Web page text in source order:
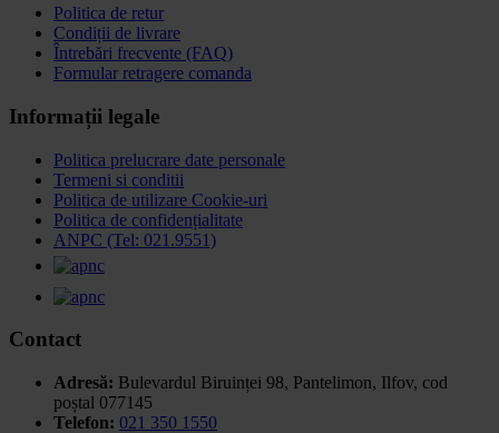
Politica de retur
Condiții de livrare
Întrebări frecvente (FAQ)
Formular retragere comanda
Informații legale
Politica prelucrare date personale
Termeni si conditii
Politica de utilizare Cookie-uri
Politica de confidențialitate
ANPC (Tel: 021.9551)
Contact
Adresă: Bulevardul Biruinței 98, Pantelimon, Ilfov, cod
poștal 077145
Telefon: 021 350 1550